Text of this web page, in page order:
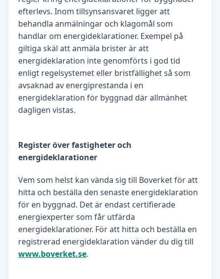
efterlevs. Inom tillsynsansvaret ligger att
behandla anmälningar och klagomål som
handlar om energideklarationer. Exempel på
giltiga skäl att anmäla brister är att
energideklaration inte genomförts i god tid
enligt regelsystemet eller bristfällighet så som
avsaknad av energiprestanda i en
energideklaration för byggnad där allmänhet
dagligen vistas.
Register över fastigheter och
energideklarationer
Vem som helst kan vända sig till Boverket för att
hitta och beställa den senaste energideklaration
för en byggnad. Det är endast certifierade
energiexperter som får utfärda
energideklarationer. För att hitta och beställa en
registrerad energideklaration vänder du dig till
www.boverket.se.